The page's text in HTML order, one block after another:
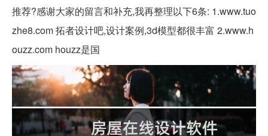
推荐?感谢大家的留言和补充,我再整理以下6条: 1.www.tuo
zhe8.com 拓者设计吧,设计案例,3d模型都很丰富 2.www.h
ouzz.com houzz是国